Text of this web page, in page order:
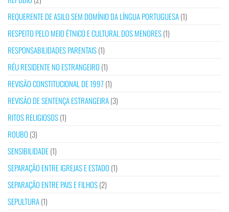
REQUERENTE DE ASILO SEM DOMÍNIO DA LÍNGUA PORTUGUESA(1)
RESPEITO PELO MEIO ÉTNICO E CULTURAL DOS MENORES(1)
RESPONSABILIDADES PARENTAIS(1)
RÉU RESIDENTE NO ESTRANGEIRO (1)
REVISÃO CONSTITUCIONAL DE 1997 (1)
REVISÃO DE SENTENÇA ESTRANGEIRA(3)
RITOS RELIGIOSOS(1)
ROUBO (3)
SENSIBILIDADE(1)
SEPARAÇÃO ENTRE IGREJAS E ESTADO (1)
SEPARAÇÃO ENTRE PAIS E FILHOS(2)
SEPULTURA(1)